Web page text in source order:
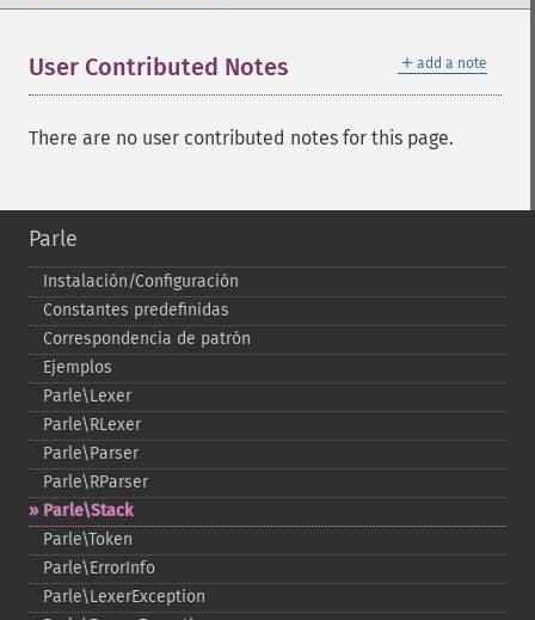
＋ add a note
User Contributed Notes
There are no user contributed notes for this page.
Parle
Instalación/Configuración
Constantes predefinidas
Correspondencia de patrón
Ejemplos
Parle\Lexer
Parle\RLexer
Parle\Parser
Parle\RParser
Parle\Stack
Parle\Token
Parle\ErrorInfo
Parle\LexerException